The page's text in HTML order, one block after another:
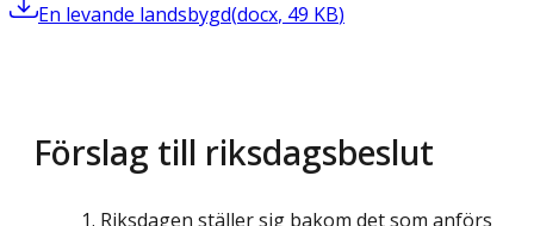
En levande landsbygd(docx, 49 KB)
Förslag till riksdagsbeslut
Riksdagen ställer sig bakom det som anförs